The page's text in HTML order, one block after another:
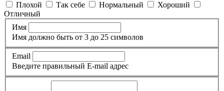
Плохой
Так себе Нормальный
Хороший
Отличный
Имя
Имя должно быть от 3 до 25 символов
Email
Введите правильный E-mail адрес